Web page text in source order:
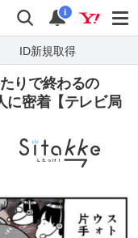
検索 通知
i
ID新規取得
りで終わるの
に密着【テレビ局